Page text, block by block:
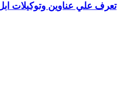
تعرف علي عناوين وتوكيلات